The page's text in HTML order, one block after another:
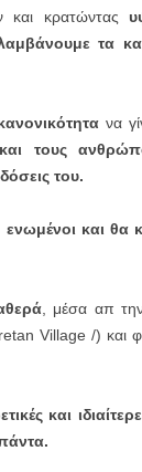
και κρατώντας
τα
να
τους
του.
ενωμένοι και
, μέσα απ
Village /) και
και